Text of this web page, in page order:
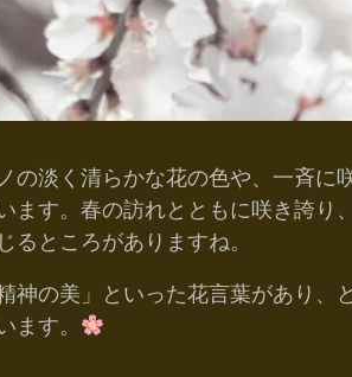
の淡く清らかな花の色や、一斉に
ます。春の訪れとともに咲き誇り
るところがありますね。
神の美」といった花言葉があり、
ます。